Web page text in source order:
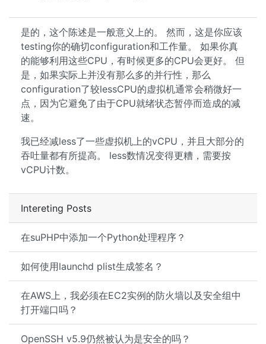
Intereting Posts
在suPHP中添加一个Python处理程序？
如何使用launchd plist生成签名？
在AWS上，我必须在EC2实例的防火墙以及安全组中
打开端口吗？
OpenSSH v5.9仍然被认为是安全的吗？
是的，这个陈述是一般意义上的。 然而，这是你应该
testing你的确切configuration和工作量。 如果你真
的能够利用这些CPU，有时候更多的CPU会更好。 但
是，如果实际上并没有那么多的并行性，那么
configuration了较lessCPU的虚拟机通常会稍微好一
点，因为它避免了由于CPU就绪状态暂停而造成的减
速。
我已经减less了一些虚拟机上的vCPU，并且大部分的
吞吐量都有所提高。 less数情况变得更糟，需要按
vCPU计数。